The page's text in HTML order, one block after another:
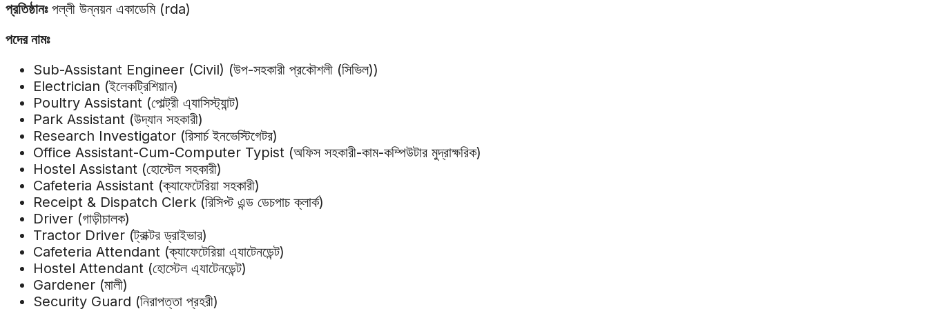
প্রতিষ্ঠানঃপল্লী উন্নয়ন একাডেমি (rda)
পদের নামঃ
Sub-Assistant Engineer (Civil) (উপ-সহকারী প্রকৌশলী (সিভিল))
Electrician (ইলেকট্রিশিয়ান)
Poultry Assistant (পোল্ট্রী এ্যাসিস্ট্যান্ট)
Park Assistant (উদ্যান সহকারী)
Research Investigator (রিসার্চ ইনভেস্টিগেটর)
Office Assistant-Cum-Computer Typist (অফিস সহকারী-কাম-কম্পিউটার মুদ্রাক্ষরিক)
Hostel Assistant (হোস্টেল সহকারী)
Cafeteria Assistant (ক্যাফেটেরিয়া সহকারী)
Receipt & Dispatch Clerk (রিসিপ্ট এন্ড ডেচপাচ ক্লার্ক)
Driver (গাড়ীচালক)
Tractor Driver (ট্রাক্টর ড্রাইভার)
Cafeteria Attendant (ক্যাফেটেরিয়া এ্যাটেনডেন্ট)
Hostel Attendant (হোস্টেল এ্যাটেনডেন্ট)
Gardener (মালী)
Security Guard (নিরাপত্তা প্রহরী)